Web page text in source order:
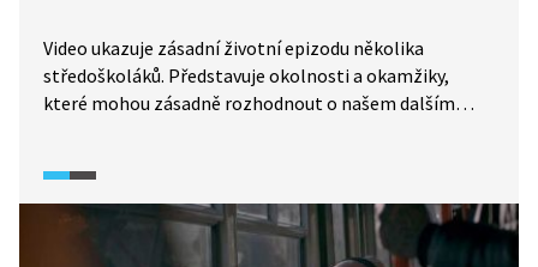
Video ukazuje zásadní životní epizodu několika
středoškoláků. Představuje okolnosti a okamžiky,
které mohou zásadně rozhodnout o našem dalším
náročných životních situací. Ukázka by měla vést
ke kritickému postoji žáků, k uvědomění, že zásadní
rozhodnutí se nedělá pod vlivem emočního rozladění.